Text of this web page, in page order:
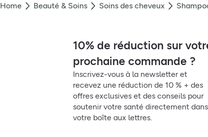
Home Beauté & Soins Soins des cheveux
10% de réduction sur
prochaine commande ?
Inscrivez-vous à la newsletter et
recevez une réduction de 10 % + des
offres exclusives et des conseils pour
soutenir votre santé directement dans
votre boîte aux lettres.